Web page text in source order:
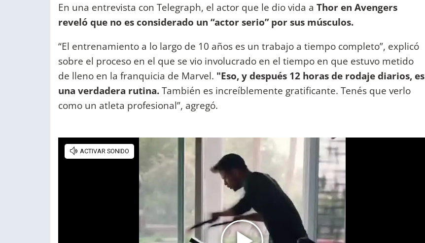
En una entrevista con Telegraph, el actor que le dio vida a Thor en Avengers
reveló que no es considerado un “actor serio” por sus músculos.
“El entrenamiento a lo largo de 10 años es un trabajo a tiempo completo”, explicó
sobre el proceso en el que se vio involucrado en el tiempo en que estuvo metido
de lleno en la franquicia de Marvel. "Eso, y después 12 horas de rodaje diarios, es
una verdadera rutina.También es increíblemente gratificante. Tenés que verlo
como un atleta profesional”, agregó.